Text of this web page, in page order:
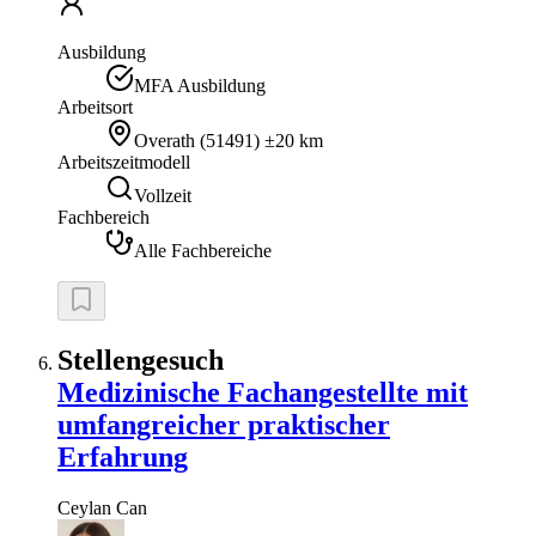
Ausbildung
MFA Ausbildung
Arbeitsort
Overath (51491) ±20 km
Arbeitszeitmodell
Vollzeit
Fachbereich
Alle Fachbereiche
Stellengesuch
Medizinische Fachangestellte mit
umfangreicher praktischer
Erfahrung
Ceylan Can